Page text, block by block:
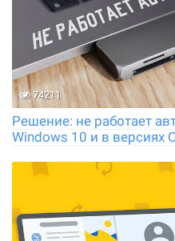
74211
Решение: не работает
Windows 10 и в версиях